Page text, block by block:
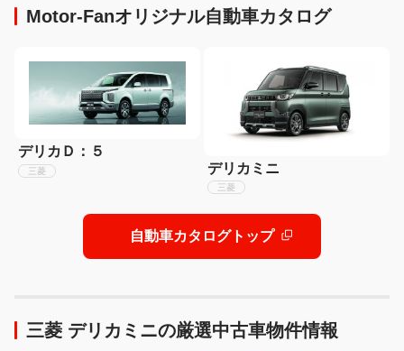
Motor-Fanオリジナル自動車カタログ
デリカＤ：５
三菱 デリカミニ
三菱
自動車カタログトップ
三菱 デリカミニの厳選中古車物件情報